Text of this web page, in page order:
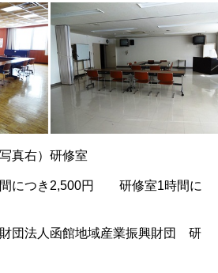
真右）研修室
間につき2,500円 研修室1時間に
財団法人函館地域産業振興財団 研